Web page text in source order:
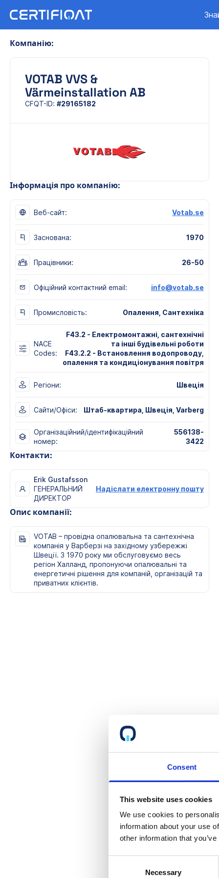
Consent
This website uses cookies
We use cookies to
information about your use
other information that
Necessary
Компанію:
VOTAB VVS &
Värmeinstallation AB
CFQT-ID: #29165182
Інформація про компанію:
Веб-сайт: Votab.se
Заснована: 1970
Працівники: 26-50
Офіційний контактний email: info@votab.se
Промисловість: Опалення, Сантехніка
NACE
Codes:
F43.2 - Електромонтажні, сантехнічні
та інші будівельні роботи
F43.2.2 - Встановлення водопроводу,
опалення та кондиціонування повітря
Регіони: Швеція
Сайти/Офіси: Штаб-квартира, Швеція, Varberg
Організаційний/ідентифікаційний
номер:
556138-
3422
Контакти:
Erik Gustafsson
ГЕНЕРАЛЬНИЙ
ДИРЕКТОР
Надіслати електронну пошту
Опис компанії:
VOTAB – провідна опалювальна та сантехнічна
компанія у Варберзі на західному узбережжі
Швеції. З 1970 року ми обслуговуємо весь
регіон Халланд, пропонуючи опалювальні та
енергетичні рішення для компаній, організацій та
приватних клієнтів.